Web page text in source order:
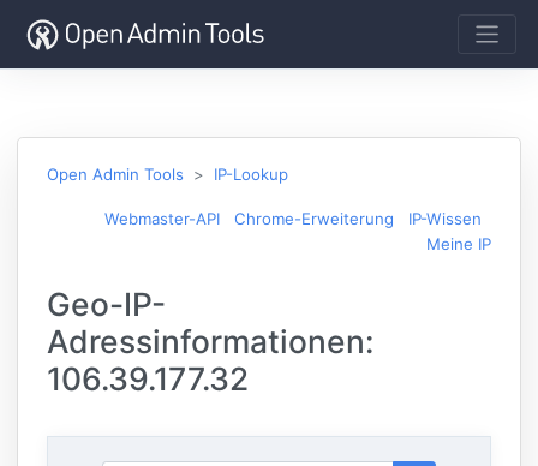
Open Admin Tools IP-Lookup
Webmaster-API Chrome-Erweiterung
IP-Wissen
Meine IP
Geo-IP-
Adressinformationen:
106.39.177.32